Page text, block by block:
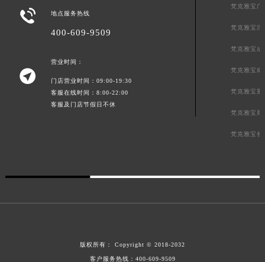
 地点服务热线
400-609-9509

营业时间：
门店营业时间：09:00-19:30
客服在线时间：8:00-22:00
客服及门店节假日不休
梵克雅宝广
梵克雅宝深
梵克雅宝成
梵克雅宝南
梵克雅宝重
梵克雅宝郑
梵克雅宝长
版权所有： Copyright © 2018-2032
客户服务热线： 400-609-9509